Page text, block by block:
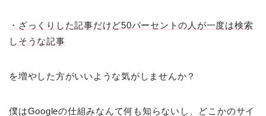
・ざっくりした記事だけど50パーセントの人が一度は検索
しそうな記事
を増やした方がいいような気がしませんか？
僕はGoogleの仕組みなんて何も知らないし、どこかのサイ